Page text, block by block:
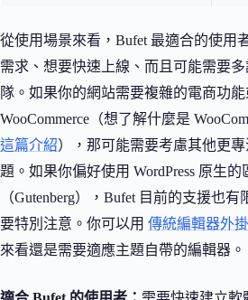
從使用場景來看，Bufet 最適合的使用
需求、想要快速上線、而且可能需要多
隊。如果你的網站需要複雜的電商功
WooCommerce（想了解什麼是
這篇介紹），那可能需要考慮其他更
題。如果你偏好使用 WordPress 原生
（Gutenberg），Bufet 目前的支援也
要特別注意。你可以用 傳統編輯器外掛
來看還是需要適應主題自帶的編輯器。